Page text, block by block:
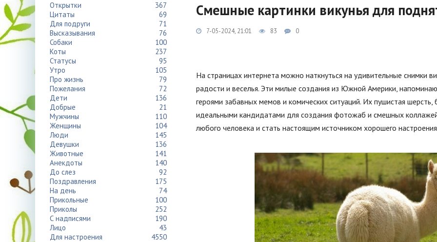
Смешные картинки викунья для
7-05-2024, 21:01 83 0
На страницах интернета можно наткнуться на удивительные снимки
радости и веселья. Эти милые создания из Южной Америки,
героями забавных мемов и комических ситуаций. Их пушистая
идеальными кандидатами для создания фотожаб и смешных
любого человека и стать настоящим источником хорошего
Открытки
367
Цитаты
69
Для подруги
71
Высказывания
76
Собаки
100
Коты
237
Статусы
95
Утро
105
Про жизнь
79
Пожелания
72
Дети
136
Добрые
21
Мужчины
110
Женщины
104
Люди
145
Девушки
136
Животные
141
Анекдоты
140
До слез
92
Поздравления
175
На день
74
Прикольные
100
Приколы
252
С надписями
190
Лицо
43
Для настроения
4550